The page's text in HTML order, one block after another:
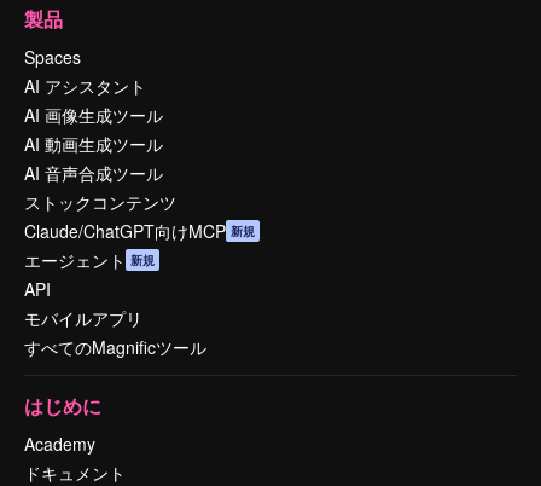
製品
Spaces
AI アシスタント
AI 画像生成ツール
AI 動画生成ツール
AI 音声合成ツール
ストックコンテンツ
Claude/ChatGPT向けMCP 新規
エージェント 新規
API
モバイルアプリ
すべてのMagnificツール
はじめに
Academy
ドキュメント